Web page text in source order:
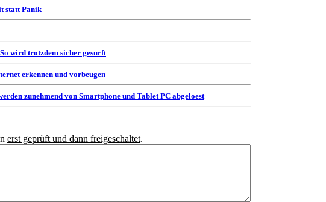
statt Panik
wird trotzdem sicher gesurft
erkennen und vorbeugen
zunehmend von Smartphone und Tablet PC abgeloest
erst geprüft und dann freigeschaltet.